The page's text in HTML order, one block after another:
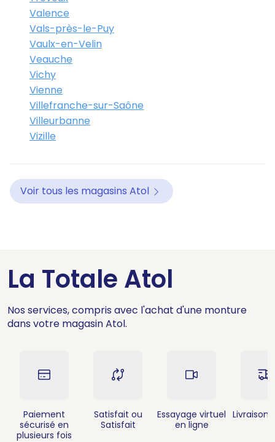
Valence
Vals-près-le-Puy
Vaulx-en-Velin
Veauche
Vichy
Vienne
Villefranche-sur-Saône
Villeurbanne
Vizille
Voir tous les magasins Atol
La Totale Atol
Nos services, compris avec l'achat d'une monture
dans votre magasin Atol.
Paiement
sécurisé en
plusieurs fois
Satisfait ou
Satisfait
Essayage virtuel
en ligne
Livraison